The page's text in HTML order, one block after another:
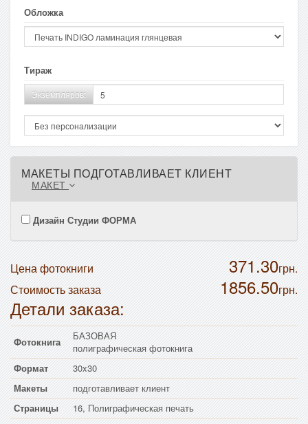
Обложка
Тираж
Экземпляров:
МАКЕТЫ ПОДГОТАВЛИВАЕТ КЛИЕНТ
МАКЕТ
Дизайн Студии ФОРМА
Цена фотокниги 371.30грн.
1856.50грн.
Стоимость заказа
Детали заказа:
Фотокнига
БАЗОВАЯ
полиграфическая фотокнига
Формат
30x30
Макеты
подготавливает клиент
Страницы
16, Полиграфическая печать